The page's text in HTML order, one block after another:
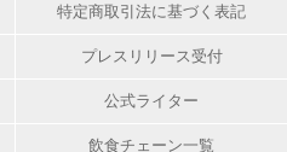
特定商取引法に基づく表記
プレスリリース受付
公式ライター
飲食チェーン一覧